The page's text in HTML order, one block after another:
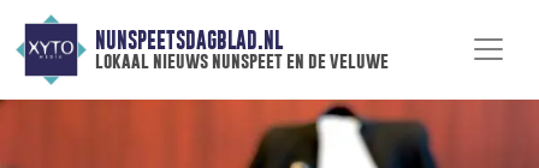
NUNSPEETSDAGBLAD.NL
lokaal nieuws nunspeet en de veluwe